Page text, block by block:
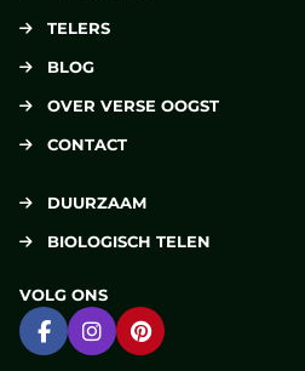
TELERS
BLOG
OVER VERSE OOGST
CONTACT
DUURZAAM
BIOLOGISCH TELEN
VOLG ONS
Ga naar Facebook
Ga naar Instagram
Ga naar Pinterest